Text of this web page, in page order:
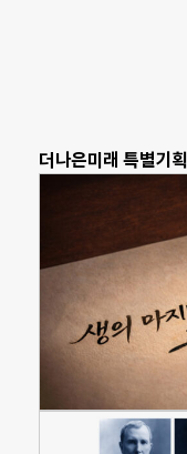
더나은미래 특별기획